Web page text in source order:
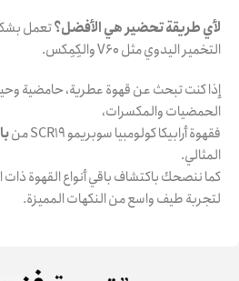
لأي طريقة تحضير هي الأفضل؟تعمل
التخمير اليدوي مثل V60 والكِمِكس.
إذا كنت تبحث عن قهوة عطرية، حامضية
الحمضيات والمكسرات،
فقهوة أرابيكا كولومبيا سوبريمو SCR19 من
المثالي.
كما ننصحك باكتشاف باقي أنواع القهوة ذات
لتجربة طيف واسع من النكهات المميزة.